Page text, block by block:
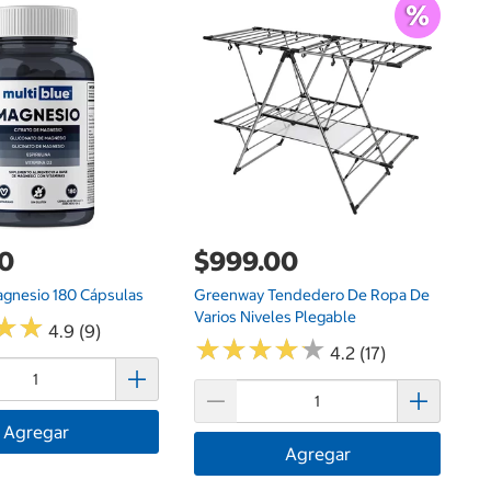
180 Cápsulas
★
★ 4.9 (9)
Agregar
$999.00
Greenway Tendedero De Ropa De
Varios Niveles Plegable
★★★★★
★★★★★ 4.2 (17)
Agregar